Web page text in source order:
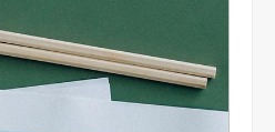
는 것입니다. 다만, 증여하
3억 미만이므로 현재 동일
나, 별도세대를 구성하고 증
은 3.8%(85제곱미터 초과시
라서 취득세 소득요건은 따지